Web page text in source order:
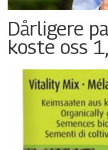
Dårligere
koste oss